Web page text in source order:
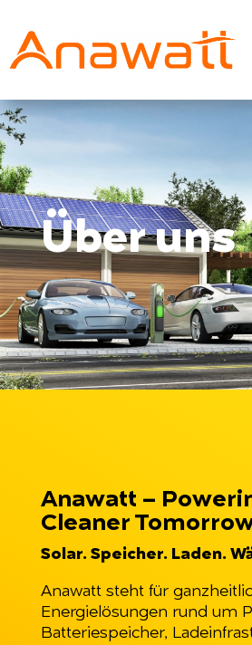
Über uns
Anawatt –
Cleaner
Solar. Speicher. Laden.
Anawatt steht für
Energielösungen rund um
Batteriespeicher,